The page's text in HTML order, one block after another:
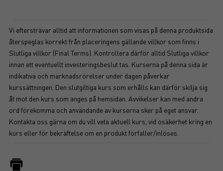
Vi eftersträvar alltid att informationen som visas på denna produktsida
återspeglas korrekt från placeringens gällande villkor som finns i
Slutliga villkor (Final Terms). Kontrollera därför alltid Slutliga villkor
innan ett eventuellt investeringsbeslut tas. Kurserna på denna sida är
indikativa och marknadsrörelser under dagen påverkar
kurssättningen. Den slutgiltiga kurs som erhålls kan därför skilja sig
åt mot den kurs som anges på hemsidan. Avvikelser kan med andra
ord förekomma och användande av kurserna sker på eget ansvar.
Kontakta oss gärna om du vill veta aktuell kurs, vid osäkerhet kring en
kurs eller för bekräftelse om en produkt förfaller/inlöses.